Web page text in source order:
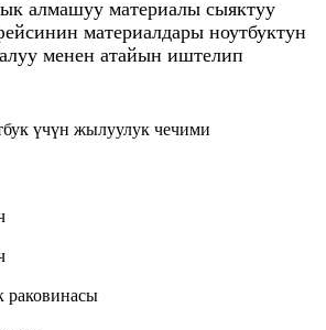
алмашуу материалы сыяктуу
материалдары ноутбуктун
менен атайын иштелип
раковинасы